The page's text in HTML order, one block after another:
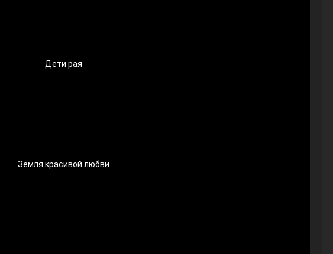
Дети рая
Земля красивой любви